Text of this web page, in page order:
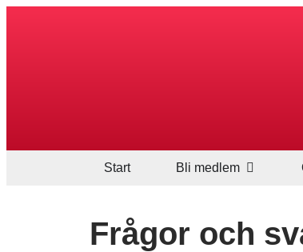
Start Bli medlem
Frågor och